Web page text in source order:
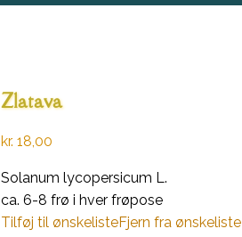
Zlatava
kr. 18,00
Solanum lycopersicum L.
ca. 6-8 frø i hver frøpose
Tilføj til ønskelisteFjern fra ønskeliste